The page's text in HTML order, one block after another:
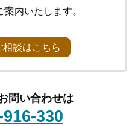
内いたします。
談はこちら
問い合わせは
330